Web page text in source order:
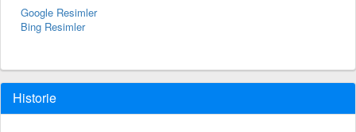
Google Resimler
Bing Resimler
Historie